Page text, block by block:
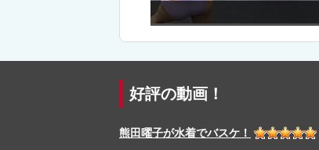
エロゲーソングメドレー！
好評の動画！
熊田曜子が水着でバスケ！